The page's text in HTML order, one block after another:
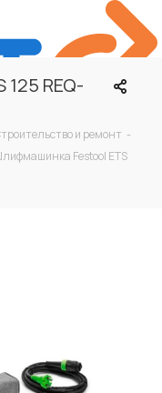
REQ-
и ремонт -
Festool ETS